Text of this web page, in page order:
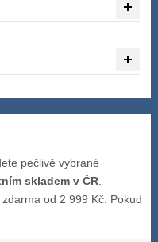
pečlivě vybrané
skladem v ČR
od 2 999 Kč. Pokud